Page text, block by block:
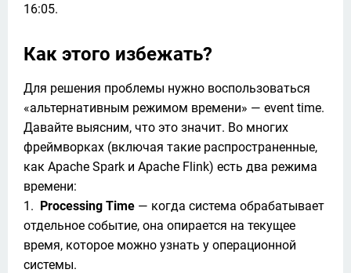
16:05.
Как этого избежать?
Для решения проблемы нужно воспользоваться
«альтернативным режимом времени» — event time.
Давайте выясним, что это значит. Во многих
фреймворках (включая такие распространенные,
как Apache Spark и Apache Flink) есть два режима
времени:
1. Processing Time — когда система обрабатывает
отдельное событие, она опирается на текущее
время, которое можно узнать у операционной
системы.